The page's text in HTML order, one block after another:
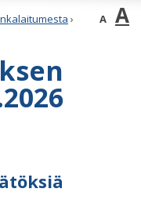
›
A A